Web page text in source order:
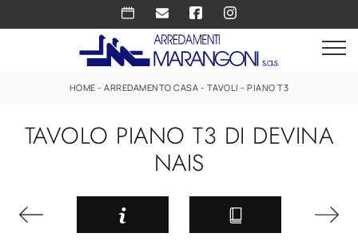
HOME -ARREDAMENTO CASA - TAVOLI -PIANO T3
TAVOLO PIANO T3 DI DEVINA
NAIS